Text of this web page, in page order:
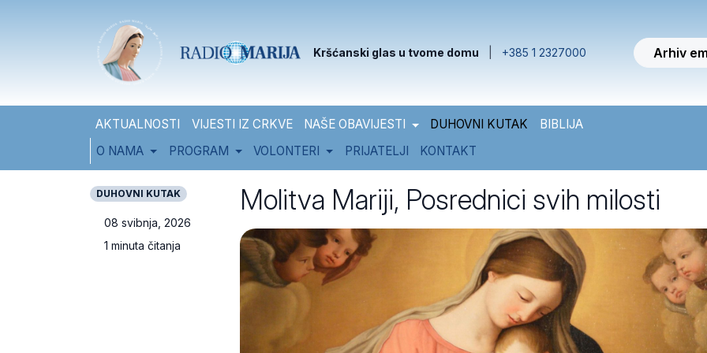
Kršćanski glas u tvome domu +385 1 2327000 Arhiv
AKTUALNOSTI VIJESTI IZ CRKVE NAŠE OBAVIJESTI DUHOVNI KUTAK
BIBLIJA
O NAMA
PROGRAM VOLONTERI PRIJATELJI KONTAKT
DUHOVNI KUTAK
08 svibnja, 2026
1 minuta čitanja
Molitva Mariji, Posrednici svih milosti